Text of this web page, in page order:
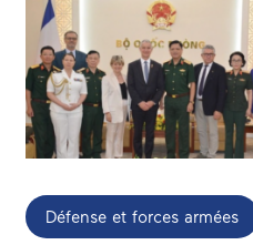
Défense et forces armées